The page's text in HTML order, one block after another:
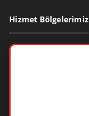
Hizmet Bölgelerimiz